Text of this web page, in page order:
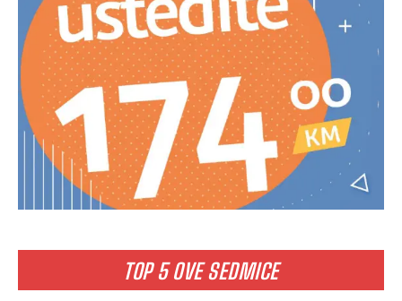
TOP 5 OVE SEDMICE